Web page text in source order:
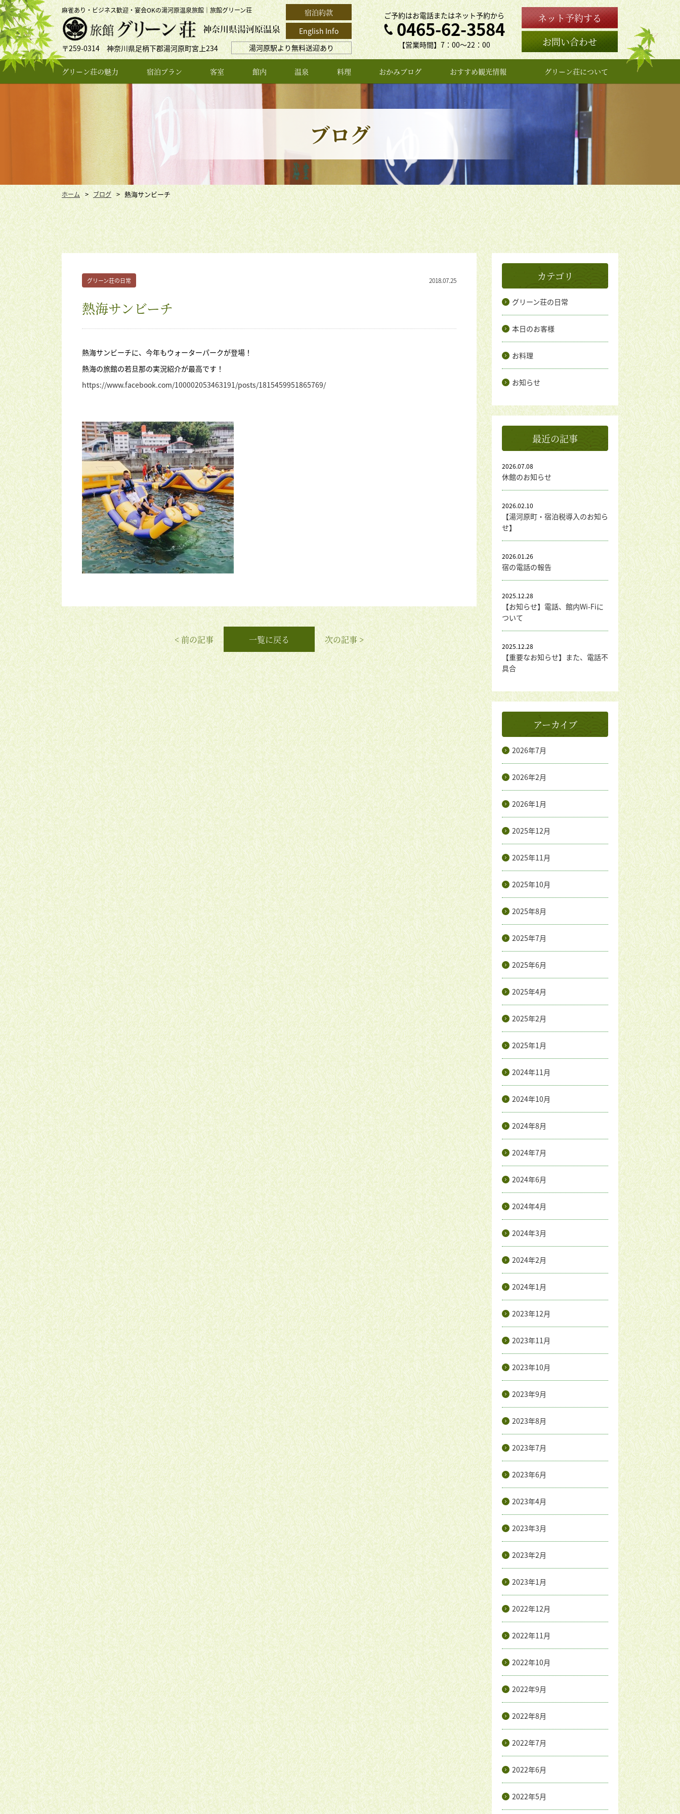
麻雀あり・ビジネス歓迎・宴会OKの湯河原温泉旅館｜旅館グリーン荘
〒259-0314 神奈川県足柄下郡湯河原町宮上234 湯河原駅より無料送迎あり
宿泊約款
English Info
ご予約はお電話またはネット予約から
0465-62-3584
【営業時間】7：00〜22：00
ネット予約する
お問い合わせ
グリーン荘の魅力 宿泊プラン 客室 館内 温泉 料理 おかみブログ おすすめ観光情報 グリーン荘について
女将のプロフィール
よくある質問
アクセス
旅館概要
お問い合わせ
ブログ
ホーム ブログ 熱海サンビーチ
グリーン荘の日常 2018.07.25
熱海サンビーチ
熱海サンビーチに、今年もウォーターパークが登場！
熱海の旅館の若旦那の実況紹介が最高です！
https://www.facebook.com/100002053463191/posts/1815459951865769/
< 前の記事 一覧に戻る 次の記事 >
カテゴリ
グリーン荘の日常
本日のお客様
お料理
お知らせ
最近の記事
休館のお知らせ
2026.07.08
【湯河原町・宿泊税導入のお知ら
せ】
2026.02.10
宿の電話の報告
2026.01.26
【お知らせ】電話、館内Wi-Fiに
ついて
2025.12.28
【重要なお知らせ】また、電話不
具合
2025.12.28
アーカイブ
2026年7月
2026年2月
2026年1月
2025年12月
2025年11月
2025年10月
2025年8月
2025年7月
2025年6月
2025年4月
2025年2月
2025年1月
2024年11月
2024年10月
2024年8月
2024年7月
2024年6月
2024年4月
2024年3月
2024年2月
2024年1月
2023年12月
2023年11月
2023年10月
2023年9月
2023年8月
2023年7月
2023年6月
2023年4月
2023年3月
2023年2月
2023年1月
2022年12月
2022年11月
2022年10月
2022年9月
2022年8月
2022年7月
2022年6月
2022年5月